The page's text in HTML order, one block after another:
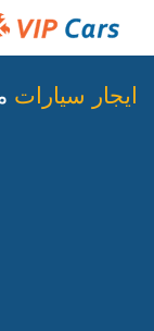
ايجار سيارات